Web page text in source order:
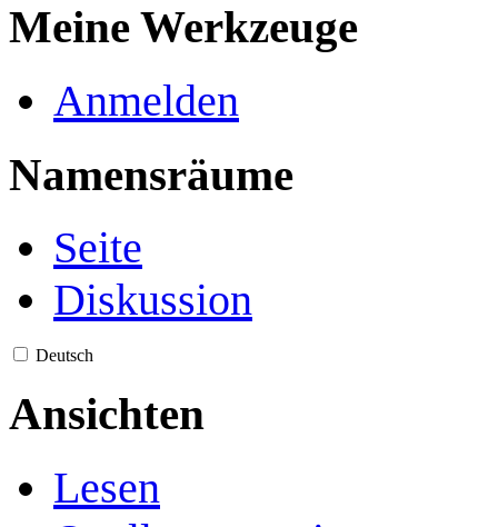
Meine Werkzeuge
Anmelden
Namensräume
Seite
Diskussion
Deutsch
Ansichten
Lesen